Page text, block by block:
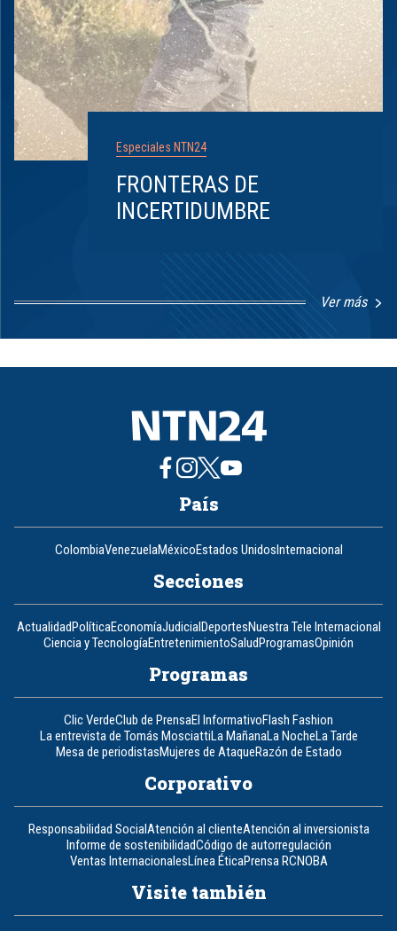
Especiales NTN24
FRONTERAS DE
INCERTIDUMBRE
Ver más
1
8
País
ColombiaVenezuelaMéxicoEstados UnidosInternacional
Secciones
ActualidadPolíticaEconomíaJudicialDeportesNuestra Tele Internacional
Ciencia y TecnologíaEntretenimientoSaludProgramasOpinión
Programas
Clic VerdeClub de PrensaEl InformativoFlash Fashion
La entrevista de Tomás MosciattiLa MañanaLa NocheLa Tarde
Mesa de periodistasMujeres de AtaqueRazón de Estado
Corporativo
Responsabilidad SocialAtención al clienteAtención al inversionista
Informe de sostenibilidadCódigo de autorregulación
Ventas InternacionalesLínea ÉticaPrensa RCNOBA
Visite también